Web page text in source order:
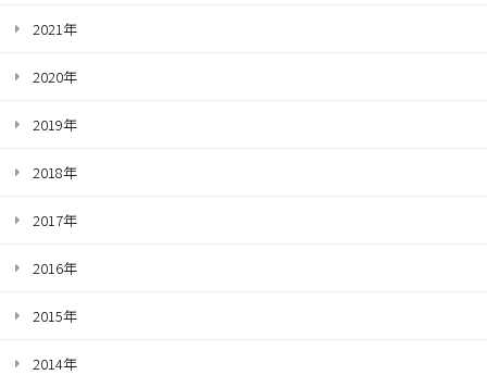
2021年
2020年
2019年
2018年
2017年
2016年
2015年
2014年